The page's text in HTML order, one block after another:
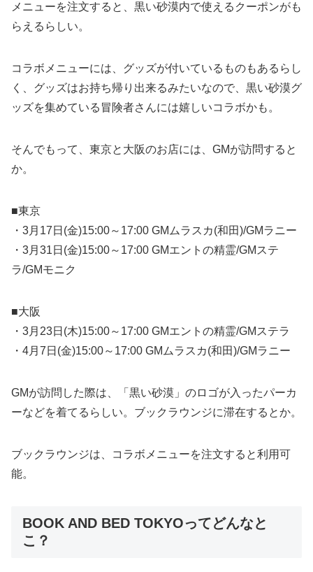
メニューを注文すると、黒い砂漠内で使えるクーポンがも
らえるらしい。
コラボメニューには、グッズが付いているものもあるらし
く、グッズはお持ち帰り出来るみたいなので、黒い砂漠グ
ッズを集めている冒険者さんには嬉しいコラボかも。
そんでもって、東京と大阪のお店には、GMが訪問すると
か。
■東京
・3月17日(金)15:00～17:00 GMムラスカ(和田)/GMラニー
・3月31日(金)15:00～17:00 GMエントの精霊/GMステ
ラ/GMモニク
■大阪
・3月23日(木)15:00～17:00 GMエントの精霊/GMステラ
・4月7日(金)15:00～17:00 GMムラスカ(和田)/GMラニー
GMが訪問した際は、「黒い砂漠」のロゴが入ったパーカ
ーなどを着てるらしい。ブックラウンジに滞在するとか。
ブックラウンジは、コラボメニューを注文すると利用可
能。
BOOK AND BED TOKYOってどんなと
こ？